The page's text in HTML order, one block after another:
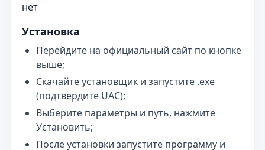
нет
Установка
Перейдите на официальный сайт по кнопке
выше;
Скачайте установщик и запустите .exe
(подтвердите UAC);
Выберите параметры и путь, нажмите
Установить;
После установки запустите программу и